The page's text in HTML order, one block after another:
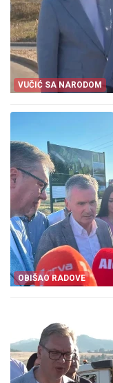
VUČIĆ SA NARODOM
OBIŠAO RADOVE